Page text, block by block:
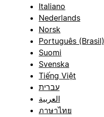
Italiano
Nederlands
Norsk
Português (Brasil)
Suomi
Svenska
Tiếng Việt
עברית
العربية
ภาษาไทย